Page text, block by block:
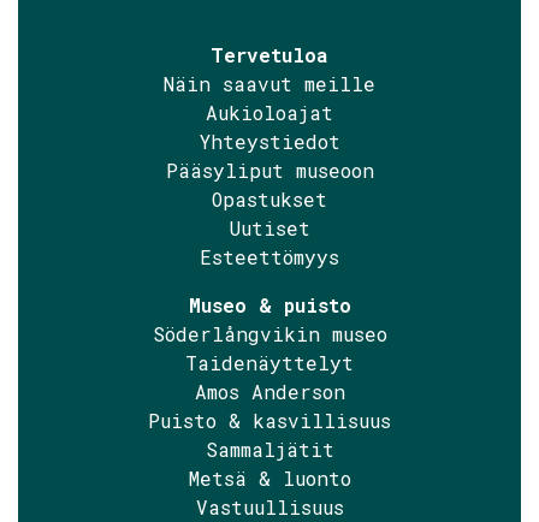
Tervetuloa
Näin saavut meille
Aukioloajat
Yhteystiedot
Pääsyliput museoon
Opastukset
Uutiset
Esteettömyys
Museo & puisto
Söderlångvikin museo
Taidenäyttelyt
Amos Anderson
Puisto & kasvillisuus
Sammaljätit
Metsä & luonto
Vastuullisuus